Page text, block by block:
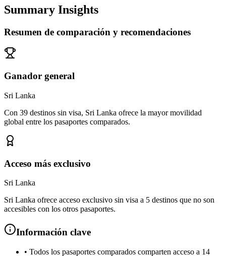
Summary Insights
Resumen de comparación y recomendaciones
Ganador general
Sri Lanka
Con 39 destinos sin visa, Sri Lanka ofrece la mayor movilidad
global entre los pasaportes comparados.
Acceso más exclusivo
Sri Lanka
Sri Lanka ofrece acceso exclusivo sin visa a 5 destinos que no son
accesibles con los otros pasaportes.
Información clave
• Todos los pasaportes comparados comparten acceso a 14